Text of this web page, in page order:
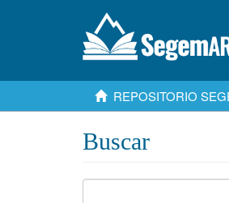
REPOSITORIO
Buscar